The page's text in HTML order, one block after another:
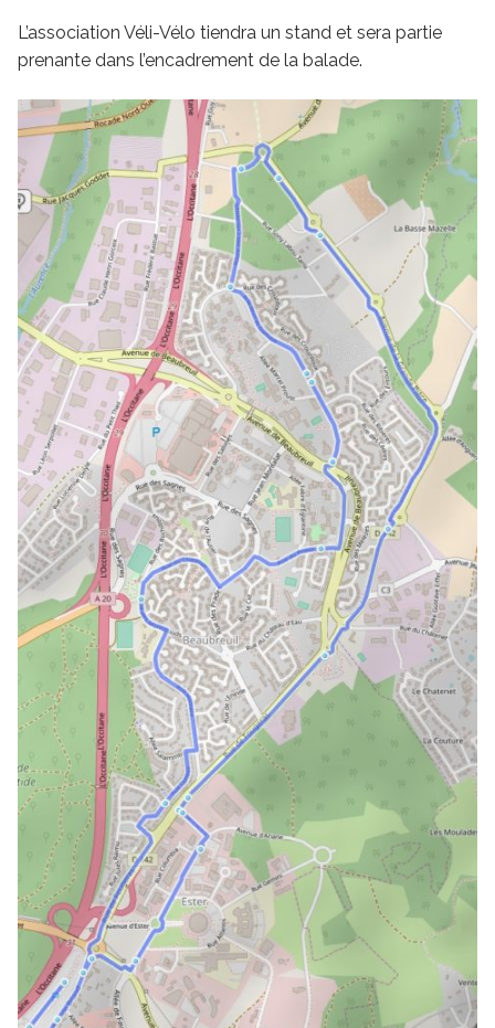
L’association Véli-Vélo tiendra un stand et sera partie
prenante dans l’encadrement de la balade.